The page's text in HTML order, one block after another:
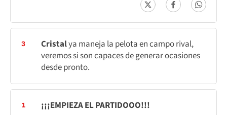
3 Cristalya maneja la pelota en campo rival,
veremos si son capaces de generar ocasiones
desde pronto.
1 ¡¡¡EMPIEZA EL PARTIDOOO!!!